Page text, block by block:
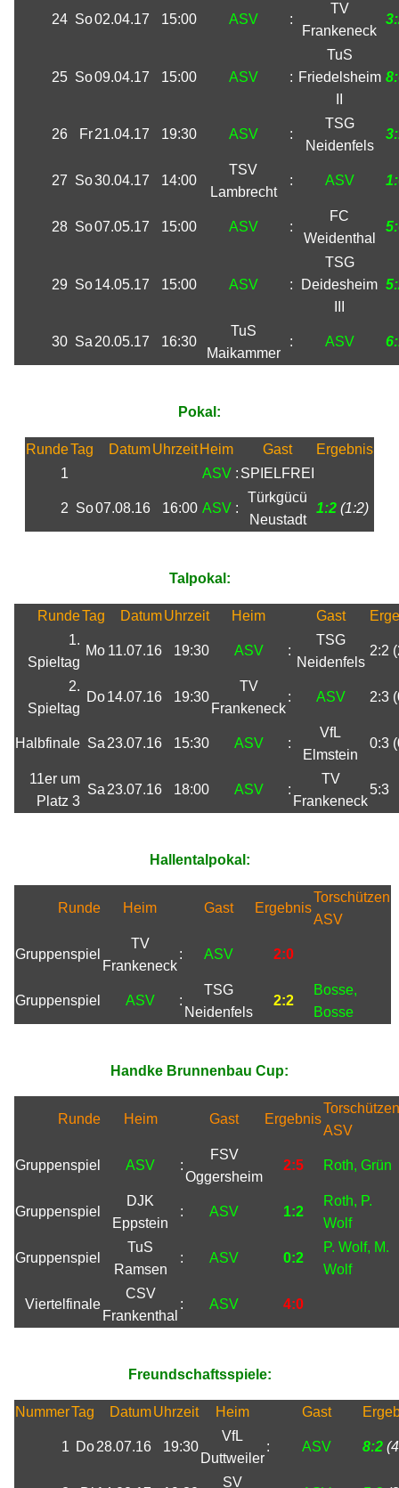
24 So02.04.17 15:00 ASV :
TV
Frankeneck
25 So09.04.17 15:00 ASV :
TuS
Friedelsheim
26 Fr21.04.17 19:30 ASV :
TSG
Neidenfels
27 So30.04.17 14:00
TSV
Lambrecht
: ASV
28 So07.05.17 15:00 ASV :
FC
Weidenthal
29 So14.05.17 15:00 ASV :
TSG
Deidesheim
30 Sa 20.05.17 16:30
TuS
Maikammer
: ASV
Pokal:
RundeTag DatumUhrzeit Heim Gast
Ergebnis
1
ASV : SPIELFREI
2 So07.08.16 16:00 ASV :
Türkgücü
Neustadt
1:2 (1:2)
Talpokal:
RundeTag DatumUhrzeit Heim Gast
1.
Spieltag
Mo 11.07.16 19:30 ASV :
TSG
Neidenfels
2:2
2.
Spieltag
Do14.07.16 19:30
TV
Frankeneck
: ASV 2:3
Halbfinale Sa 23.07.16 15:30 ASV :
VfL
Elmstein
0:3
11er um
Platz 3
Sa 23.07.16 18:00 ASV :
TV
Frankeneck
5:3
Hallentalpokal:
Runde Heim Gast Ergebnis
Torschützen
ASV
Gruppenspiel
TV
Frankeneck
: ASV 2:0
Gruppenspiel ASV :
TSG
Neidenfels
2:2
Bosse,
Bosse
Handke Brunnenbau Cup:
Runde Heim Gast Ergebnis
Torschützen
ASV
Gruppenspiel ASV :
FSV
Oggersheim
2:5 Roth, Grün
Gruppenspiel
DJK
Eppstein
: ASV 1:2
Roth, P.
Wolf
Gruppenspiel
TuS
Ramsen
: ASV 0:2
P. Wolf, M.
Wolf
Viertelfinale
CSV
Frankenthal
: ASV 4:0
Freundschaftsspiele:
NummerTag DatumUhrzeit Heim Gast
1 Do28.07.16 19:30
VfL
Duttweiler
: ASV 8:2
SV